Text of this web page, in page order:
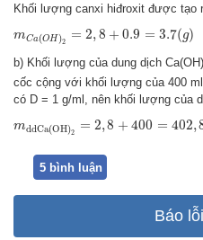
Khối lượng canxi hiđroxit được tạo
mCa(OH )2 = 2, 8 + 0.9 = 3.7(g)
=2 8 0.9 = (g )
b) Khối lượng của dung dịch Ca(OH)
cốc cộng với khối lượng của 400
có D = 1 g/ml, nên khối lượng của
mddCa(OH)2 = 2,8 + 400 = 402,
= 2,8 + 400= 402,8( g
5 bình luận
Báo